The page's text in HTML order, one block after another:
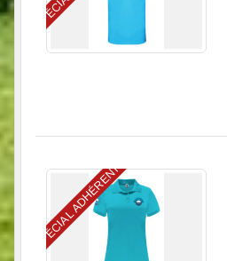
SPÉCIAL ADHÉRENTS